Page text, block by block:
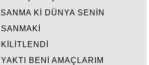
SANMA Kİ DÜNYA SENİN
SANMAKİ
KİLİTLENDİ
YAKTI BENİ AMAÇLARIM